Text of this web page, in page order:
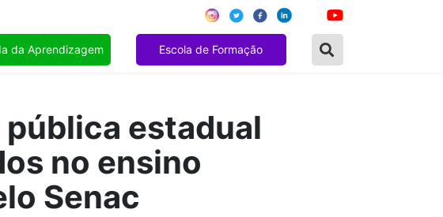
da Aprendizagem Escola de Formação
pública estadual
no ensino
Senac